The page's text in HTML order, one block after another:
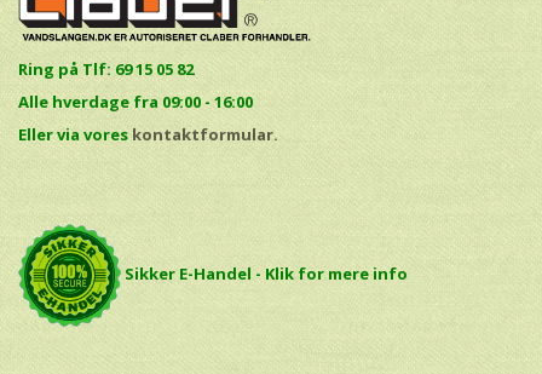
Ring på Tlf: 69 15 05 82
Alle hverdage fra 09:00 - 16:00
Eller via vores kontaktformular.
Sikker E-Handel - Klik for mere info